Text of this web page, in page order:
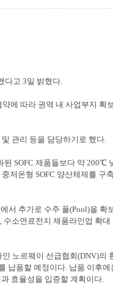
다고 3일 밝혔다.
에 따라 권역 내 사업부지 확
관리 등을 담당하기로 했다.
된 SOFC 제품들보다 약 200℃
저온형 SOFC 양산체제를 구
서 추가로 수주 풀(Pool)을 확
, 수소연료전지 제품라인업 확대
노르웨이 선급협회(DNV)의
납품할 예정이다. 납품 이후에
효율성을 입증할 계획이다.